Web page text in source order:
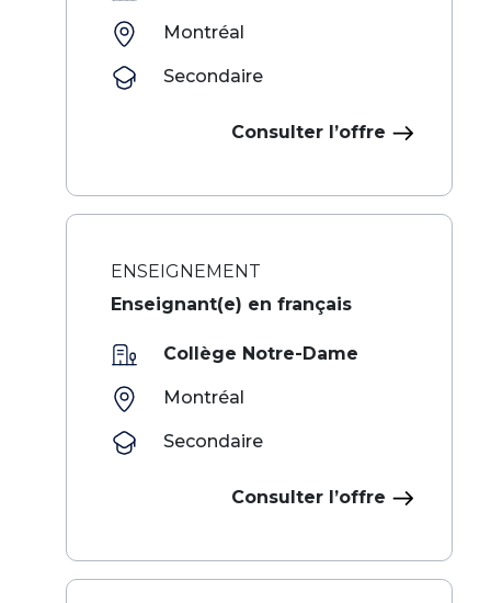
Montréal
Secondaire
Consulter l’offre
ENSEIGNEMENT
Enseignant(e) en français
Collège Notre-Dame
Montréal
Secondaire
Consulter l’offre